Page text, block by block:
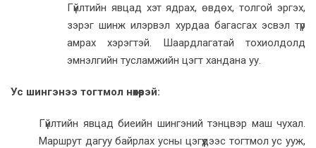
Гүйлтийн явцад хэт ядрах, өвдөх, толгой эргэх,
зэрэг шинж илэрвэл хурдаа багасгах эсвэл түр
амрах хэрэгтэй. Шаардлагатай тохиолдолд
эмнэлгийн тусламжийн цэгт хандана уу.
Ус шингэнээ тогтмол нөхөөрэй:
Гүйлтийн явцад биеийн шингэний тэнцвэр маш чухал.
Маршрут дагуу байрлах усны цэгүүдээс тогтмол ус ууж,